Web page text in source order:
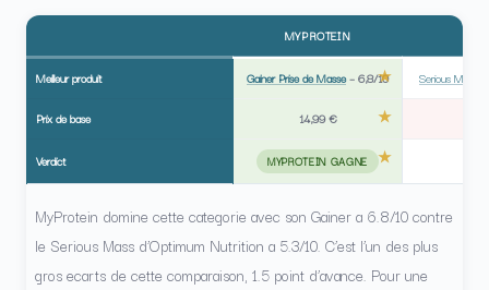
MYPROTEIN
Meilleur produit Gainer Prise de Masse–6,8/10 Serious Mass
Prix de base 14,99 €
Verdict MYPROTEIN GAGNE
MyProtein domine cette categorie avec son Gainer a 6.8/10 contre
le Serious Mass d’Optimum Nutrition a 5.3/10. C’est l’un des plus
gros ecarts de cette comparaison, 1.5 point d’avance. Pour une